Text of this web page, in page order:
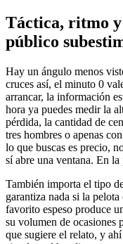
Táctica, ritmo
público
Hay un ángulo menos
cruces así, el minuto 0
arrancar, la información
hora ya puedes medir la
pérdida, la cantidad de
tres hombres o apenas
lo que buscas es precio,
sí abre una ventana. En la
También importa el tipo
garantiza nada si la
favorito espeso produce
su volumen de ocasiones
que sugiere el relato, y